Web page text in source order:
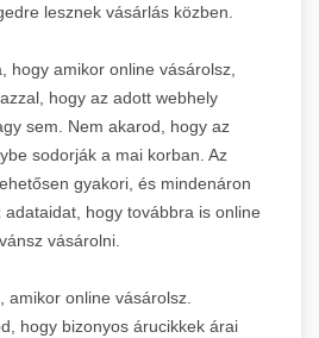
lesznek vásárlás közben.
hogy amikor online vásárolsz,
hogy az adott webhely
sem. Nem akarod, hogy az
sodorják a mai korban. Az
gyakori, és mindenáron
hogy továbbra is online
vásárolni.
amikor online vásárolsz.
hogy bizonyos árucikkek árai